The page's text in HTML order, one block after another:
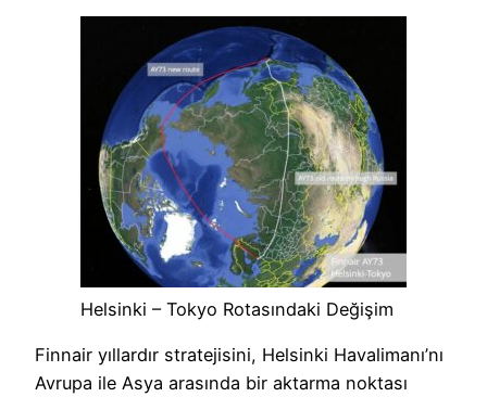
Helsinki – Tokyo Rotasındaki Değişim
Finnair yıllardır stratejisini, Helsinki Havalimanı’nı
Avrupa ile Asya arasında bir aktarma noktası